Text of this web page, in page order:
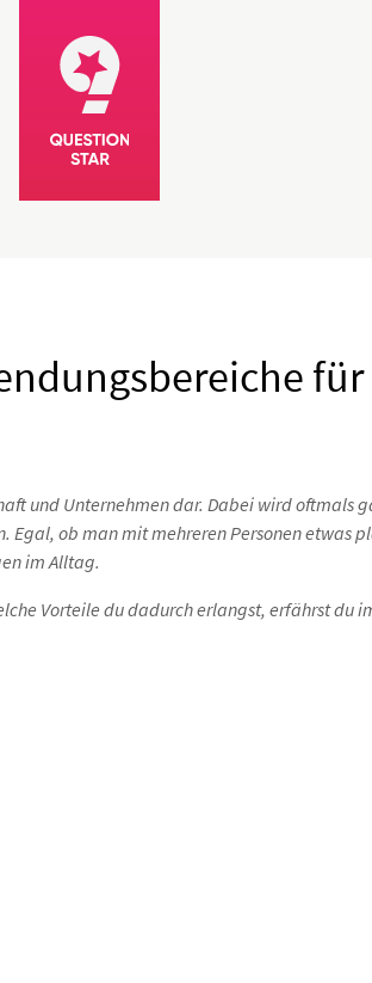
und Unternehmen dar. Dabei wird oftmals
ob man mit mehreren Personen etwas
im Alltag.
Vorteile du dadurch erlangst, erfährst du